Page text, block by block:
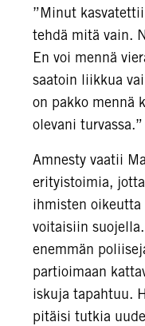
”Minut
tehdä mitä vain.
En voi mennä
saatoin liikkua
on pakko mennä
olevani turvassa.”
Amnesty vaatii
erityistoimia,
ihmisten oikeutta
voitaisiin
enemmän
partioimaan
iskuja tapahtuu.
pitäisi tutkia